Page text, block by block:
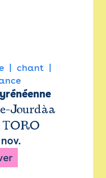
chant
Jourdàa
TORO